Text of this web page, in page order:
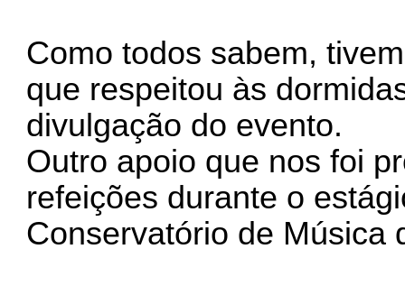
Como todos sabem,
que respeitou às
divulgação do evento.
Outro apoio que nos foi
refeições durante o
Conservatório de Música